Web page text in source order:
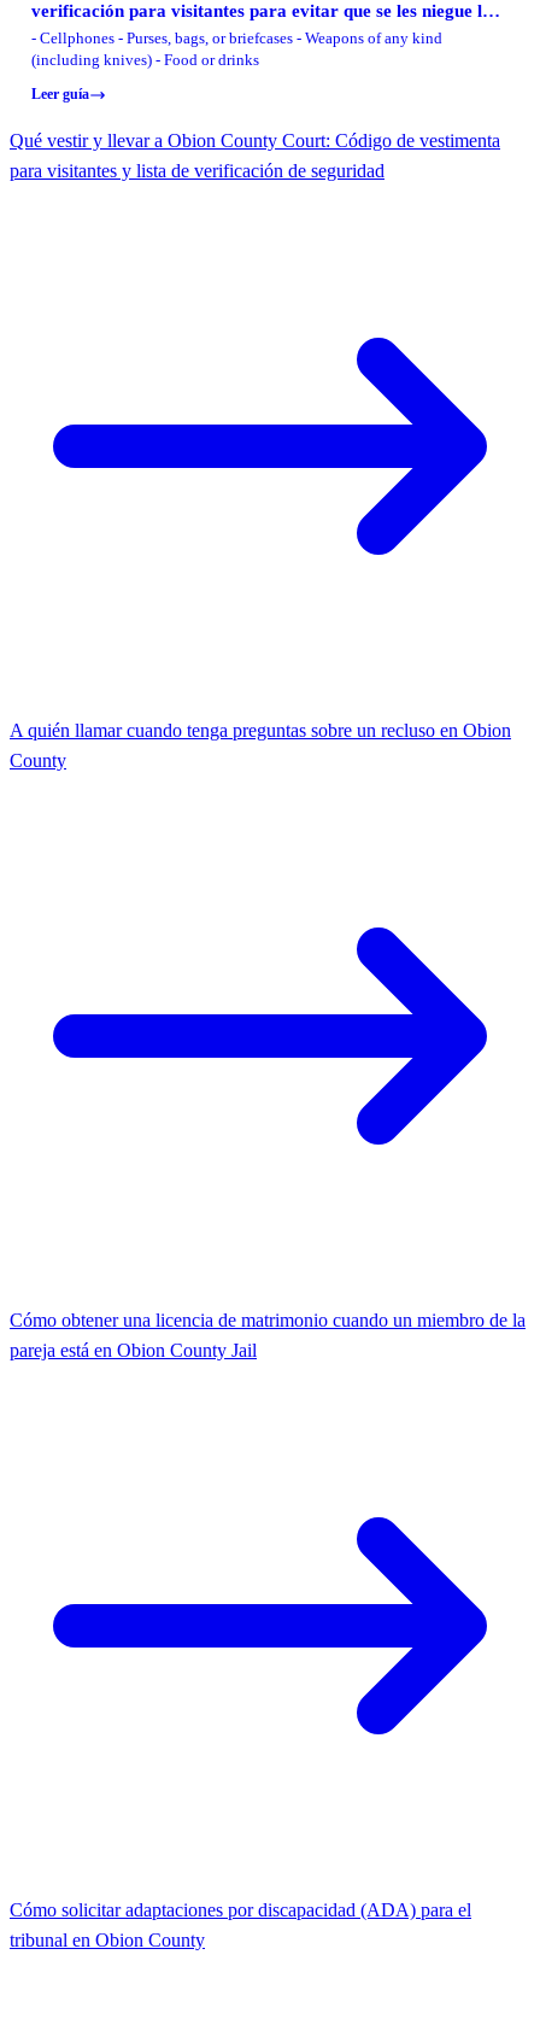
verificación para visitantes para evitar que se les niegue la
entrada
- Cellphones - Purses, bags, or briefcases - Weapons of any kind
(including knives) - Food or drinks
Leer guía
Qué vestir y llevar a Obion County Court: Código de vestimenta
para visitantes y lista de verificación de seguridad
A quién llamar cuando tenga preguntas sobre un recluso en Obion
County
Cómo obtener una licencia de matrimonio cuando un miembro de la
pareja está en Obion County Jail
Cómo solicitar adaptaciones por discapacidad (ADA) para el
tribunal en Obion County